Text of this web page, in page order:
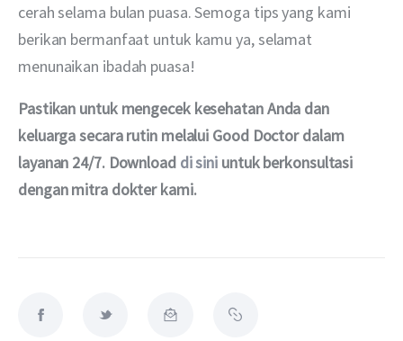
cerah selama bulan puasa. Semoga tips yang kami
berikan bermanfaat untuk kamu ya, selamat
menunaikan ibadah puasa!
Pastikan untuk mengecek kesehatan Anda dan
keluarga secara rutin melalui Good Doctor dalam
layanan 24/7. Download di sini untuk berkonsultasi
dengan mitra dokter kami.